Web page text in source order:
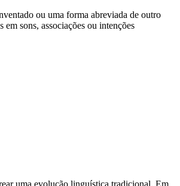
ou uma forma abreviada de outro
sons, associações ou intenções
uma evolução linguística tradicional. Em